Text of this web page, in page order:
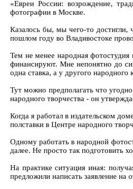
«Евреи России: возрождение,
фотографии в Москве.
Казалось бы, мы чего-то достигли,
пошлом году во Владивостоке
Тем не менее народная фотостудия
финансируют. Мне непонятно до
одна ставка, а у другого народного
Тут можно предполагать что
народного творчества - он
Когда я работал в издательском
полставки в Центре народного
Одному работать в народной
далее. Не просто так подготовить
На практике ситуация иная:
предложили написать заявление